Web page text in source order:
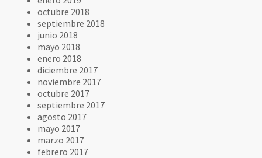
octubre 2018
septiembre 2018
junio 2018
mayo 2018
enero 2018
diciembre 2017
noviembre 2017
octubre 2017
septiembre 2017
agosto 2017
mayo 2017
marzo 2017
febrero 2017